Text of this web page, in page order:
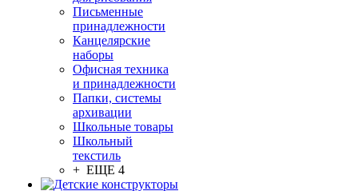
Письменные
принадлежности
Канцелярские
наборы
Офисная техника
и принадлежности
Папки, системы
архивации
Школьные товары
Школьный
текстиль
+ ЕЩЕ 4